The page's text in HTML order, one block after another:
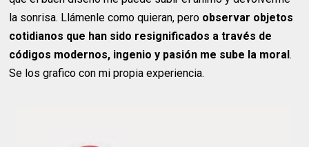
la sonrisa. Llámenle como quieran, pero observar objetos
cotidianos que han sido resignificados a través de
códigos modernos, ingenio y pasión me sube la moral.
Se los grafico con mi propia experiencia.